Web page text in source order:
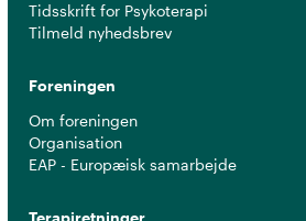
Tidsskrift for Psykoterapi
Tilmeld nyhedsbrev
Foreningen
Om foreningen
Organisation
EAP - Europæisk samarbejde